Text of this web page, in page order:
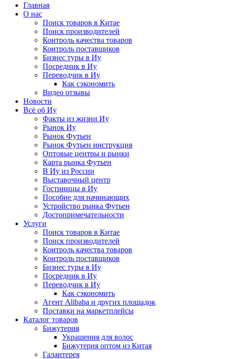
Главная
О нас
Поиск товаров в Китае
Поиск производителей
Контроль качества товаров
Контроль поставщиков
Бизнес туры в Иу
Посредник в Иу
Переводчик в Иу
Как сэкономить
Видео отзывы
Новости
Всё об Иу
Факты из жизни Иу
Рынок Иу
Рынок Футьен
Рынок Футьен инструкция
Оптовые центры и рынки
Карта рынка Футьен
В Иу из России
Выставочный центр
Гостиницы в Иу
Пособие для начинающих
Устройство рынка Футьен
Достопримечательности
Услуги
Поиск товаров в Китае
Поиск производителей
Контроль качества товаров
Контроль поставщиков
Бизнес туры в Иу
Посредник в Иу
Переводчик в Иу
Как сэкономить
Агент Alibaba и других площадок
Поставки на маркетплейсы
Каталог товаров
Бижутерия
Украшения для волос
Бижутерия оптом из Китая
Галантерея